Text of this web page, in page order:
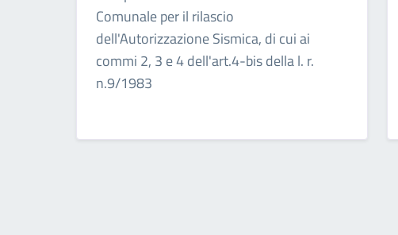
Comunale per il rilascio
dell'Autorizzazione Sismica, di cui ai
commi 2, 3 e 4 dell'art.4-bis della l. r.
n.9/1983